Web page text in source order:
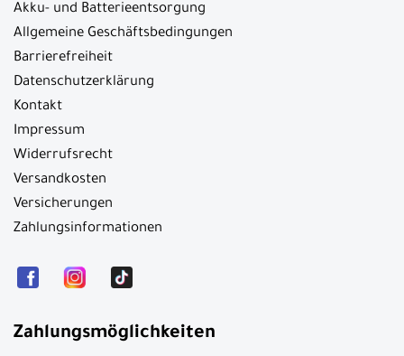
Akku- und Batterieentsorgung
Allgemeine Geschäftsbedingungen
Barrierefreiheit
Datenschutzerklärung
Kontakt
Impressum
Widerrufsrecht
Versandkosten
Versicherungen
Zahlungsinformationen
Zahlungsmöglichkeiten